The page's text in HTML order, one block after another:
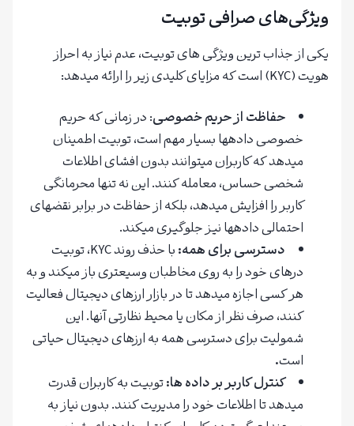
ویژگی‌های صرافی توبیت
یکی از جذاب ترین ویژگی های توبیت، عدم نیاز به احراز
هویت (KYC) است که مزایای کلیدی زیر را ارائه میدهد:
حفاظت از حریم خصوصی: در زمانی که حریم
خصوصی دادهها بسیار مهم است، توبیت اطمینان
میدهد که کاربران میتوانند بدون افشای اطلاعات
شخصی حساس، معامله کنند. این نه تنها محرمانگی
کاربر را افزایش میدهد، بلکه از حفاظت در برابر نقضهای
احتمالی دادهها نیز جلوگیری میکند.
دسترسی برای همه:
با حذف روند KYC، توبیت
درهای خود را به روی مخاطبان وسیعتری باز میکند و به
هر کسی اجازه میدهد تا در بازار ارزهای دیجیتال فعالیت
کنند، صرف نظر از مکان یا محیط نظارتی آنها. این
شمولیت برای دسترسی همه به ارزهای دیجیتال حیاتی
است.
کنترل کاربر بر داده ها:توبیت به کاربران قدرت
میدهد تا اطلاعات خود را مدیریت کنند. بدون نیاز به